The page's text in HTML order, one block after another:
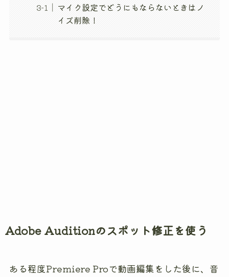
マイク設定でどうにもならないときはノ
イズ削除！
Adobe Auditionのスポット修正を使う
ある程度Premiere Proで動画編集をした後に、音